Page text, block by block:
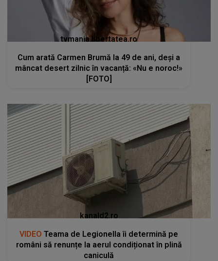
tvmania.libertatea.ro
Cum arată Carmen Brumă la 49 de ani, deși a
mâncat desert zilnic în vacanță: «Nu e noroc!»
[FOTO]
kanald2.ro
VIDEO Teama de Legionella îi determină pe
români să renunțe la aerul condiționat în plină
caniculă